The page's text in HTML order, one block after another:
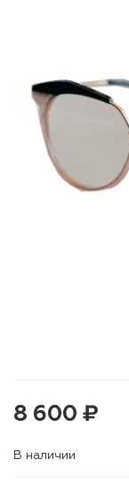
8 600 ₽
В наличии